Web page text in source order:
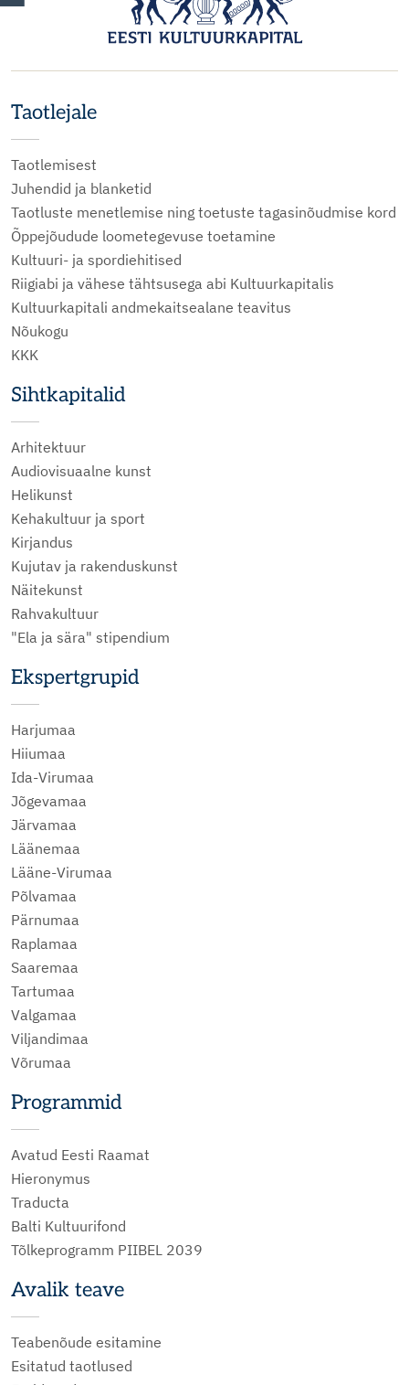
Taotlejale
Taotlemisest
Juhendid ja blanketid
Taotluste menetlemise ning toetuste tagasinõudmise kord
Õppejõudude loometegevuse toetamine
Kultuuri- ja spordiehitised
Riigiabi ja vähese tähtsusega abi Kultuurkapitalis
Kultuurkapitali andmekaitsealane teavitus
Nõukogu
KKK
Sihtkapitalid
Arhitektuur
Audiovisuaalne kunst
Helikunst
Kehakultuur ja sport
Kirjandus
Kujutav ja rakenduskunst
Näitekunst
Rahvakultuur
"Ela ja sära" stipendium
Ekspertgrupid
Harjumaa
Hiiumaa
Ida-Virumaa
Jõgevamaa
Järvamaa
Läänemaa
Lääne-Virumaa
Põlvamaa
Pärnumaa
Raplamaa
Saaremaa
Tartumaa
Valgamaa
Viljandimaa
Võrumaa
Programmid
Avatud Eesti Raamat
Hieronymus
Traducta
Balti Kultuurifond
Tõlkeprogramm PIIBEL 2039
Avalik teave
Teabenõude esitamine
Esitatud taotlused